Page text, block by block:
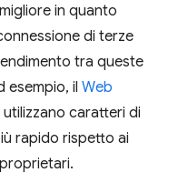
in quanto
di terze
tra queste
esempio, il Web
caratteri di
rapido rispetto ai